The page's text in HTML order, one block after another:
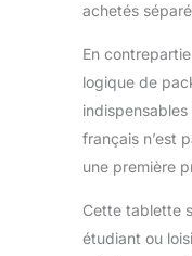
achetés
En
logique de
français n’est
une première
Cette tablette
étudiant ou